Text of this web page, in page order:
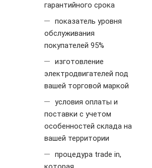
гарантийного срока
показатель уровня
обслуживания
покупателей 95%
изготовление
электродвигателей под
вашей торговой маркой
условия оплаты и
поставки с учетом
особенностей склада на
вашей территории
процедура trade in,